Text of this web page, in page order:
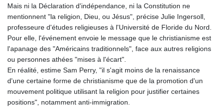
Mais ni la Déclaration d'indépendance, ni la Constitution ne
mentionnent "la religion, Dieu, ou Jésus", précise Julie Ingersoll,
professeure d'études religieuses à l'Université de Floride du Nord.
Pour elle, l'événement envoie le message que le christianisme est
l'apanage des "Américains traditionnels", face aux autres religions
ou personnes athées "mises à l'écart".
En réalité, estime Sam Perry, "il s'agit moins de la renaissance
d'une certaine forme de christianisme que de la promotion d'un
mouvement politique utilisant la religion pour justifier certaines
positions", notamment anti-immigration.